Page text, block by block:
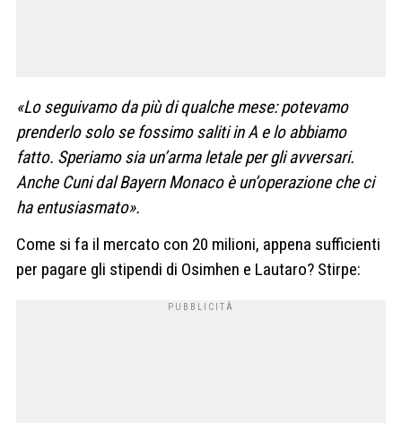
«Lo seguivamo da più di qualche mese: potevamo
prenderlo solo se fossimo saliti in A e lo abbiamo
fatto. Speriamo sia un’arma letale per gli avversari.
Anche Cuni dal Bayern Monaco è un’operazione che ci
ha entusiasmato».
Come si fa il mercato con 20 milioni, appena sufficienti
per pagare gli stipendi di Osimhen e Lautaro? Stirpe: